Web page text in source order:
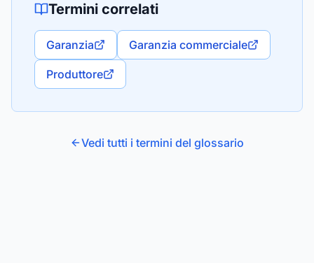
Termini correlati
Garanzia Garanzia commerciale
Produttore
Vedi tutti i termini del glossario